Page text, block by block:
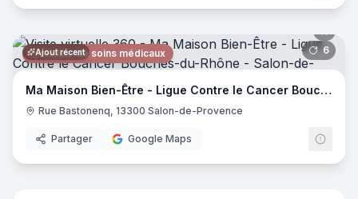
Centre de soins médicaux
Ajout récent 6
Ma Maison Bien-Être - Ligue Contre le Cancer Bouches-du-Rhône
Rue Bastonenq, 13300 Salon-de-Provence
Partager Google Maps
11